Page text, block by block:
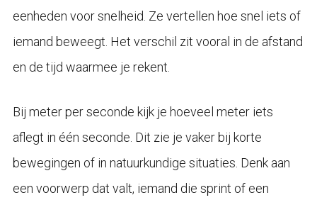
eenheden voor snelheid. Ze vertellen hoe snel iets of
iemand beweegt. Het verschil zit vooral in de afstand
en de tijd waarmee je rekent.
Bij meter per seconde kijk je hoeveel meter iets
aflegt in één seconde. Dit zie je vaker bij korte
bewegingen of in natuurkundige situaties. Denk aan
een voorwerp dat valt, iemand die sprint of een